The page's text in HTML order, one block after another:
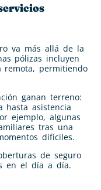
va más allá de la
pólizas incluyen
remota, permitiendo
ganan terreno:
hasta asistencia
ejemplo, algunas
tras una
difíciles.
de seguro
en el día a día.